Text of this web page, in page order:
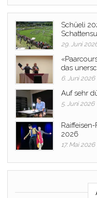
Schüeli
29. Juni
das
6. Juni 2026
Auf sehr
5. Juni 2026
2026
17. Mai 2026